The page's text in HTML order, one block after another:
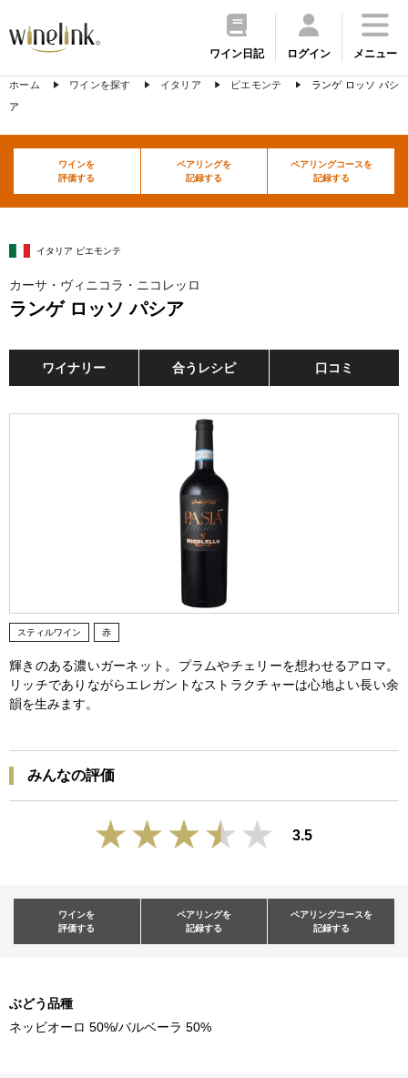
ワイン日記 ログイン メニュー
ホーム ワインを探す イタリア ピエモンテ
ランゲ ロッソ パシ
ア
ワインを
評価する
ペアリングを
記録する
ペアリングコースを
記録する
イタリア ピエモンテ
カーサ・ヴィニコラ・ニコレッロ
ランゲ ロッソ パシア
ワイナリー 合うレシピ 口コミ
スティルワイン 赤
輝きのある濃いガーネット。プラムやチェリーを想わせるアロマ。
リッチでありながらエレガントなストラクチャーは心地よい長い余
韻を生みます。
みんなの評価
3.5
ワインを
評価する
ペアリングを
記録する
ペアリングコースを
記録する
ぶどう品種
ネッビオーロ 50%/バルベーラ 50%